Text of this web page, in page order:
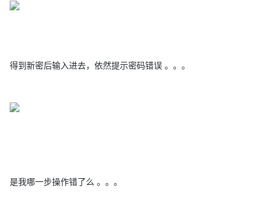
得到新密后输入进去，依然提示密码错误 。。。
是我哪一步操作错了么 。。。